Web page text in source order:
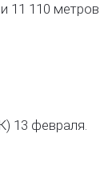
11 110 метров
13 февраля.